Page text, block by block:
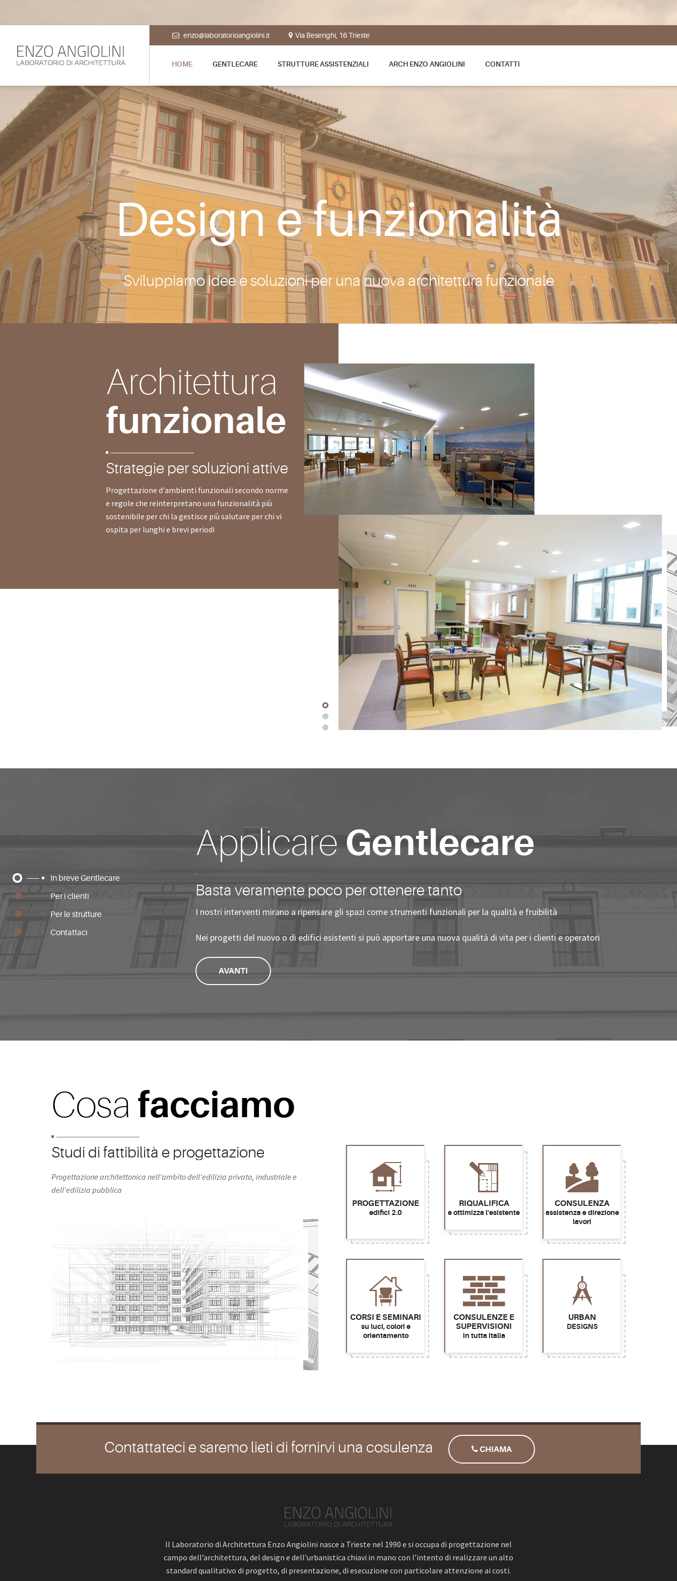
enzo@laboratorioangiolini.it Via Besenghi, 16 Trieste
HOME GENTLECARE STRUTTURE ASSISTENZIALI ARCH ENZO ANGIOLINI CONTATTI
Design e funzionalità
Sviluppiamo idee e soluzioni per una nuova architettura funzionale
Architettura
funzionale
Strategie per soluzioni attive
Progettazione d'ambienti funzionali secondo norme
e regole che reinterpretano una funzionalità più
sostenibile per chi la gestisce più salutare per chi vi
ospita per lunghi e brevi periodi
In breve Gentlecare
Per i clienti
Per le strutture
Contattaci
ApplicareGentlecare
Basta veramente poco per ottenere tanto
I nostri interventi mirano a ripensare gli spazi come strumenti funzionali per la qualità e fruibilità
Nei progetti del nuovo o di edifici esistenti si può apportare una nuova qualità di vita per i clienti e operatori
AVANTI
Cosa facciamo
Studi di fattibilità e progettazione
Progettazione architettonica nell'ambito dell'edilizia privata, industriale e
dell'edilizia pubblica
PROGETTAZIONE
edifici 2.0
RIQUALIFICA
e ottimizza l'esistente
CONSULENZA
assistenza e direzione
lavori
CORSI E SEMINARI
su luci, colori e
orientamento
CONSULENZE E
SUPERVISIONI
in tutta italia
URBAN
DESIGNS
Contattateci e saremo lieti di fornirvi una cosulenza CHIAMA
Il Laboratorio di Architettura Enzo Angiolini nasce a Trieste nel 1990 e si occupa di progettazione nel
campo dell’architettura, del design e dell’urbanistica chiavi in mano con l’intento di realizzare un alto
standard qualitativo di progetto, di presentazione, di esecuzione con particolare attenzione ai costi.